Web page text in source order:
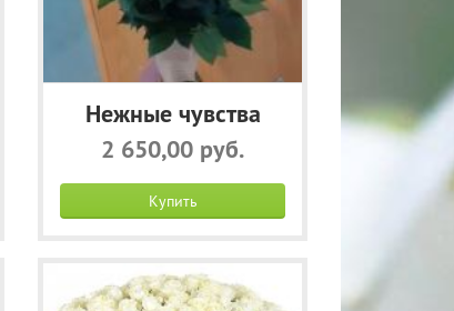
Нежные чувства
2 650,00 руб.
Купить